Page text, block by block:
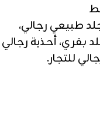
طبيعي رجالي،
بقري، أحذية رجالي
للتجار.